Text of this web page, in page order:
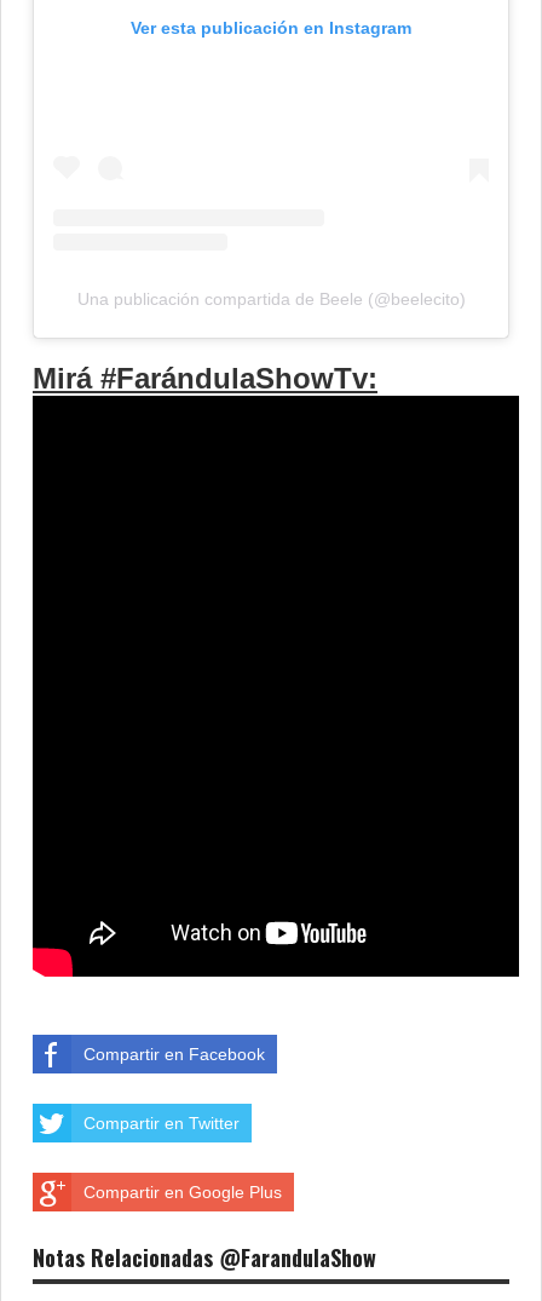
Ver esta publicación en Instagram
Una publicación compartida de Beele (@beelecito)
Mirá #FarándulaShowTv:
Compartir en Facebook
Compartir en Twitter
Compartir en Google Plus
Notas Relacionadas @FarandulaShow